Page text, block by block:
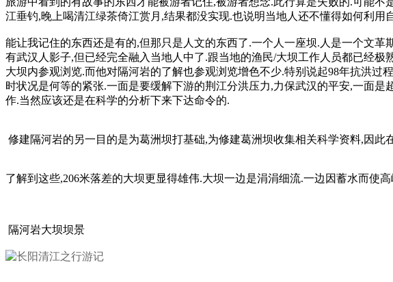
江垂钓,晚上喝清江绿茶倚江赏月,结果都没实现.也说明当地人还不懂得如何利
能让我记住的东西还是有的,但那只是人文的东西了.一个人一座坝.人是一个文
有武汉人影子,但已经完全融入当地人中了.跟当地的渔民/大坝工作人员都已经
大坝内参观浏览.而他对隔河岩的了解也参观浏览增色不少.特别说起98年抗洪过
时状况是何等的紧张.一面是要缓解下游的荆江分洪压力,力保武汉的平安,一面
作.当然应该还是在科学的分析下来下达命令的.
修建隔河岩的另一目的是为葛洲坝打基础,为修建葛洲坝收集相关科学资料,因此
了解到这些,206米落差的大坝更显得雄伟.大坝一边是涓涓细流.一边因蓄水而使
隔河岩大坝坝景